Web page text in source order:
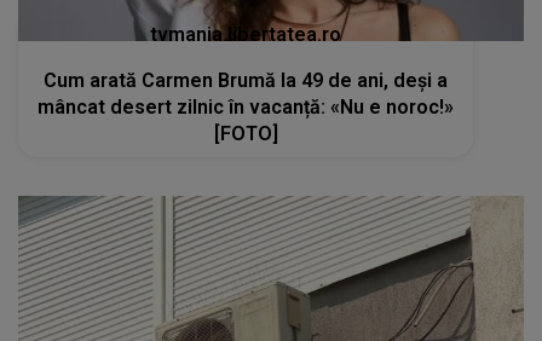
tvmania.libertatea.ro
Cum arată Carmen Brumă la 49 de ani, deși a
mâncat desert zilnic în vacanță: «Nu e noroc!»
[FOTO]